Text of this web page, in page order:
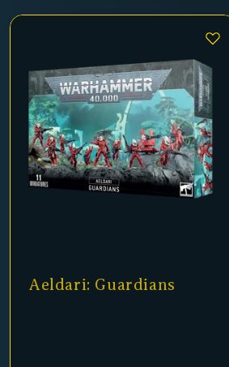
Aeldari: Support